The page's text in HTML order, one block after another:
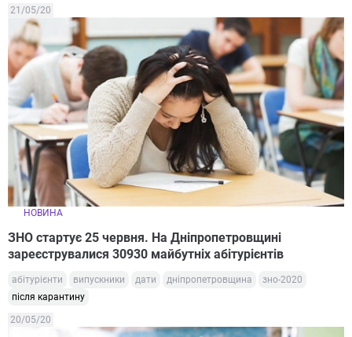
21/05/20
НОВИНА
ЗНО стартує 25 червня. На Дніпропетровщині
зареєструвалися 30930 майбутніх абітурієнтів
абітурієнти випускники дати дніпропетровщина
зно-2020
після карантину
20/05/20